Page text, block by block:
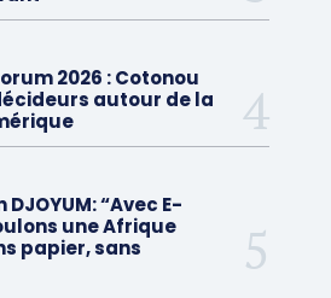
2026 : Cotonou
autour de la
“Avec E-
une Afrique
papier, sans